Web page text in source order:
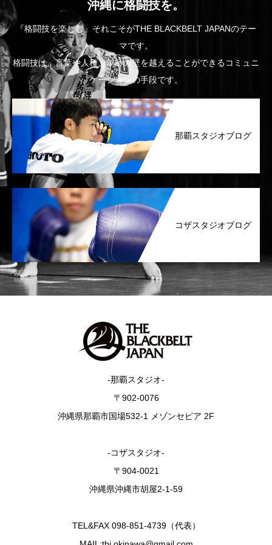
沖縄に格闘技を。
『格闘技を楽しむ』それこそがTHE BLACKBELT JAPANのテー
マです。
格闘技は、言葉や人種、年齢の壁を越えることができるコミュニ
ケーションの手段です。
那覇スタジオブログ
コザスタジオブログ
-那覇スタジオ-
〒902-0076
沖縄県那覇市国場532-1 メゾンセピア 2F
-コザスタジオ-
〒904-0021
沖縄県沖縄市胡屋2-1-59
TEL&FAX 098-851-4739（代表）